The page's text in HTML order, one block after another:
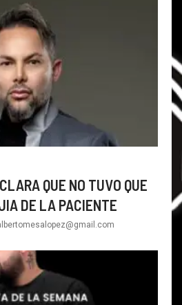
QUE NO TUVO QUE
DE LA PACIENTE